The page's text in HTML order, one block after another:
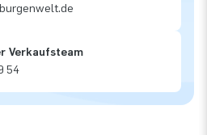
Verkaufsteam
54